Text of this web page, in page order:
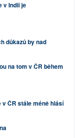
v Indii je
důkazů by nad
na tom v ČR během
ČR stále méně hlásí